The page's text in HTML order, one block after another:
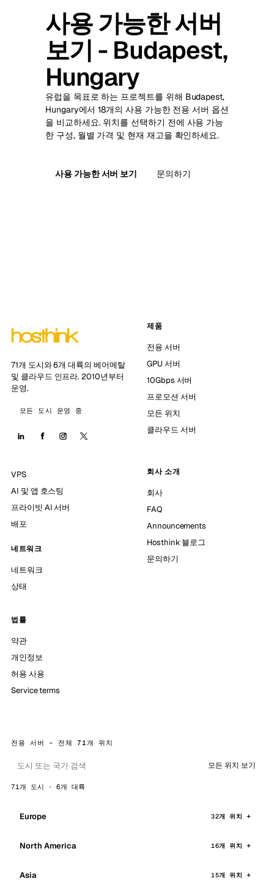
사용 가능한 서버
보기 - Budapest,
Hungary
유럽을 목표로 하는 프로젝트를 위해 Budapest,
Hungary에서 18개의 사용 가능한 전용 서버 옵션
을 비교하세요. 위치를 선택하기 전에 사용 가능
한 구성, 월별 가격 및 현재 재고을 확인하세요.
사용 가능한 서버 보기 문의하기
71개 도시와 6개 대륙의 베어메탈
및 클라우드 인프라. 2010년부터
운영.
모든 도시 운영 중
제품
전용 서버
GPU 서버
10Gbps 서버
프로모션 서버
모든 위치
클라우드 서버
VPS
AI 및 앱 호스팅
프라이빗 AI 서버
배포
네트워크
네트워크
상태
회사 소개
회사
FAQ
Announcements
Hosthink 블로그
문의하기
법률
약관
개인정보
허용 사용
Service terms
전용 서버 - 전체 71개 위치
모든 위치 보기
71개 도시 · 6개 대륙
Europe 32개 위치
North America 16개 위치
Asia 15개 위치